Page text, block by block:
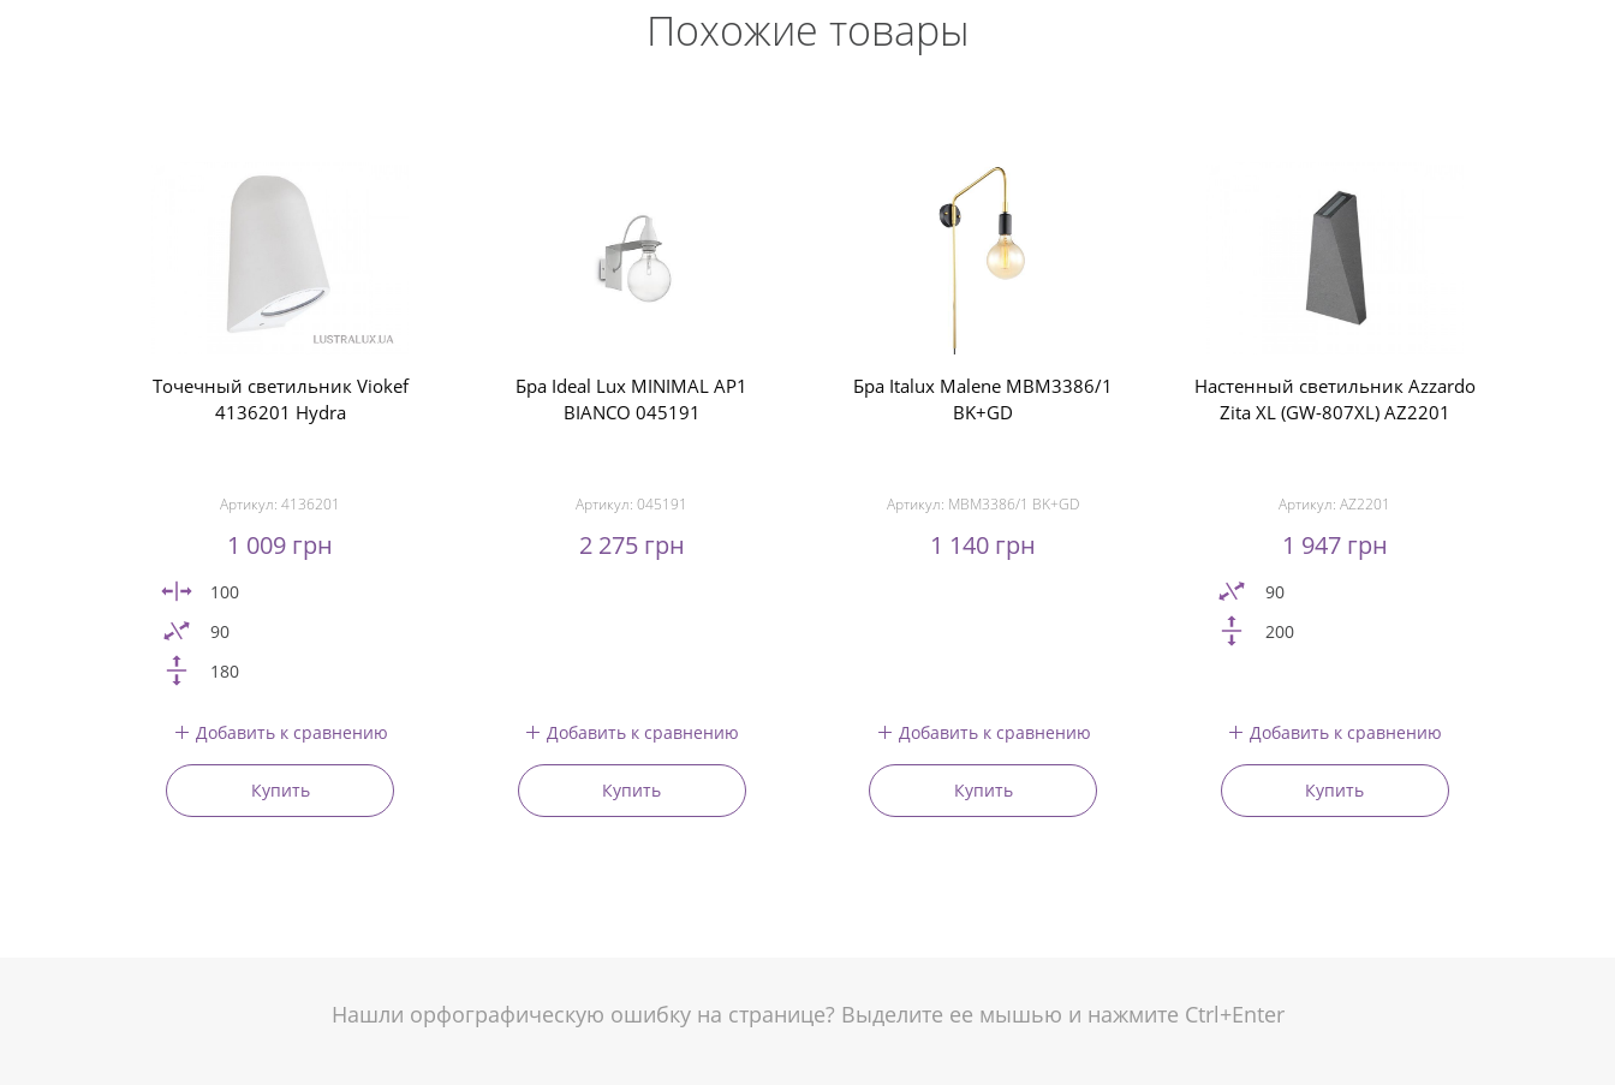
Похожие товары
Точечный светильник Viokef
4136201 Hydra
Артикул:4136201
1 009 грн
100
90
180
Добавить к сравнению
Купить
Бра Ideal Lux MINIMAL AP1
BIANCO 045191
Артикул:045191
2 275 грн
Добавить к сравнению
Купить
Бра Italux Malene MBM3386/1
BK+GD
Артикул: MBM3386/1 BK+GD
1 140 грн
Добавить к сравнению
Купить
Настенный светильник Azzardo
Zita XL (GW-807XL) AZ2201
Артикул:AZ2201
1 947 грн
90
200
Добавить к сравнению
Купить
Нашли орфографическую ошибку на странице? Выделите ее мышью и нажмите Ctrl+Enter